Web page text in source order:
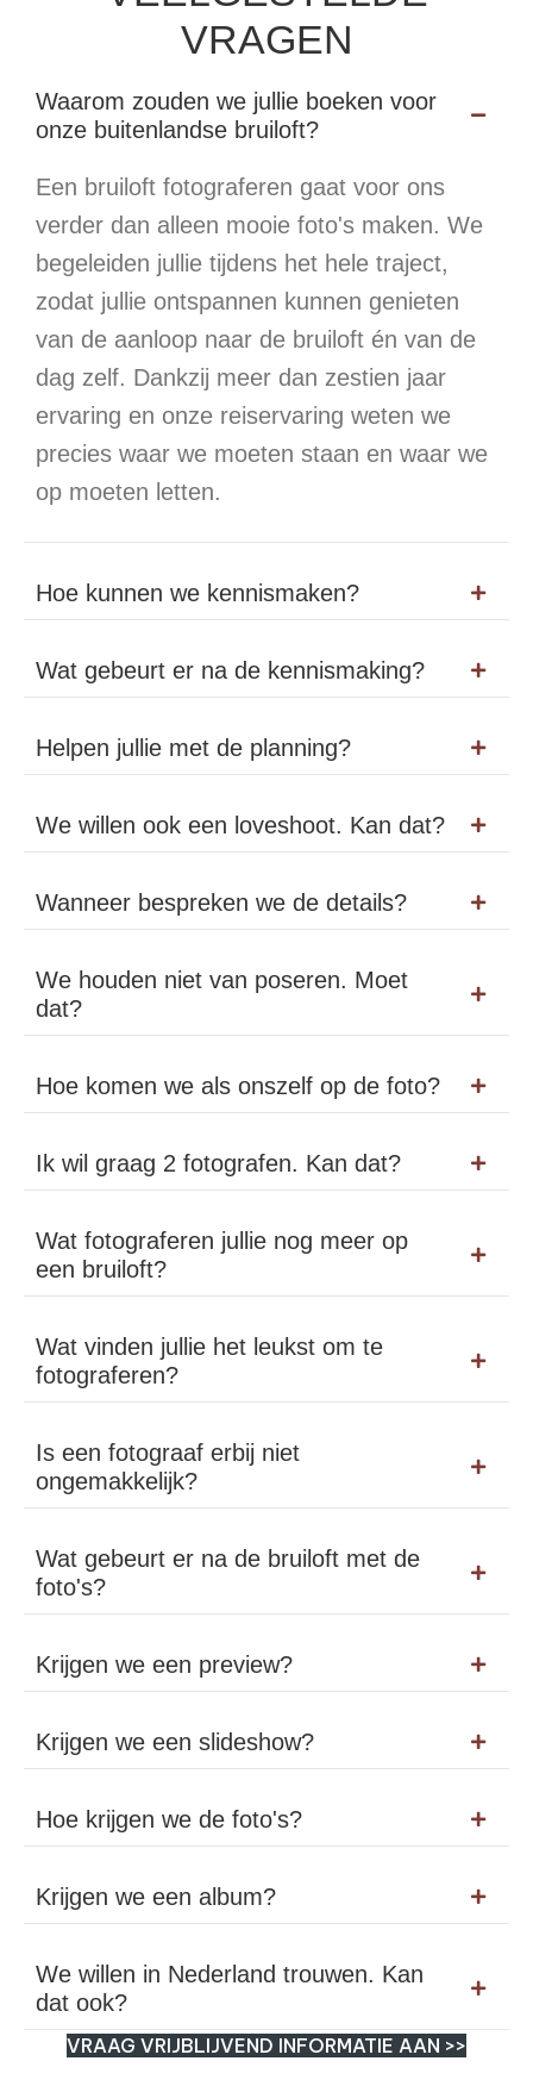
VRAGEN
Waarom zouden we jullie boeken voor
onze buitenlandse bruiloft?
Een bruiloft fotograferen gaat voor ons
verder dan alleen mooie foto's maken. We
begeleiden jullie tijdens het hele traject,
zodat jullie ontspannen kunnen genieten
van de aanloop naar de bruiloft én van de
dag zelf. Dankzij meer dan zestien jaar
ervaring en onze reiservaring weten we
precies waar we moeten staan en waar we
op moeten letten.
Hoe kunnen we kennismaken?
Wat gebeurt er na de kennismaking?
Helpen jullie met de planning?
We willen ook een loveshoot. Kan dat?
Wanneer bespreken we de details?
We houden niet van poseren. Moet
dat?
Hoe komen we als onszelf op de foto?
Ik wil graag 2 fotografen. Kan dat?
Wat fotograferen jullie nog meer op
een bruiloft?
Wat vinden jullie het leukst om te
fotograferen?
Is een fotograaf erbij niet
ongemakkelijk?
Wat gebeurt er na de bruiloft met de
foto's?
Krijgen we een preview?
Krijgen we een slideshow?
Hoe krijgen we de foto's?
Krijgen we een album?
We willen in Nederland trouwen. Kan
dat ook?
VRAAG VRIJBLIJVEND INFORMATIE AAN >>